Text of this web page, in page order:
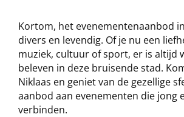
Kortom, het evenementenaanbod
divers en levendig. Of je nu een
muziek, cultuur of sport, er is altijd
beleven in deze bruisende stad.
Niklaas en geniet van de gezellige
aanbod aan evenementen die jong
verbinden.